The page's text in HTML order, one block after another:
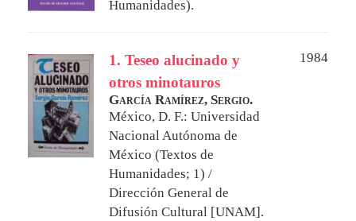
Humanidades).
1. Teseo alucinado y
otros minotauros
1984
García Ramírez, Sergio.
México, D. F.: Universidad
Nacional Autónoma de
México (Textos de
Humanidades; 1) /
Dirección General de
Difusión Cultural [UNAM].